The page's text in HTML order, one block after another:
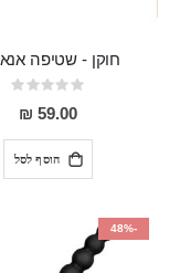
חוקן - שטיפה
Rating:
0%
59.00 ₪
הוסף לסל
-48%